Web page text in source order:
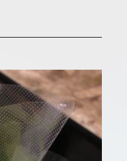
会社概要
FLORE
STORY
Gallery
お取引につ
いて